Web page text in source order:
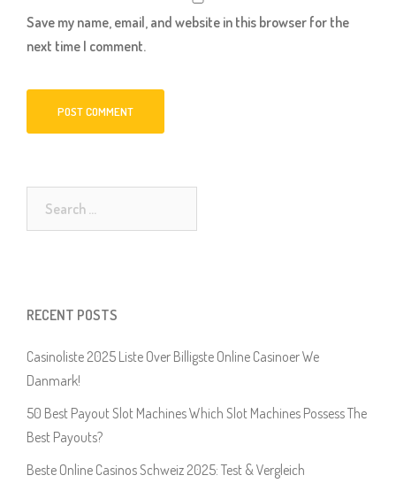
Save my name, email, and website in this browser for the
next time I comment.
RECENT POSTS
Casinoliste 2025 Liste Over Billigste Online Casinoer We
Danmark!
50 Best Payout Slot Machines Which Slot Machines Possess The
Best Payouts?
Beste Online Casinos Schweiz 2025: Test & Vergleich